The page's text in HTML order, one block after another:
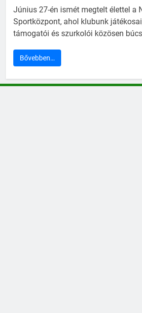
Június 27-én ismét megtelt élettel a
Sportközpont, ahol klubunk
támogatói és szurkolói közösen
Bővebben…